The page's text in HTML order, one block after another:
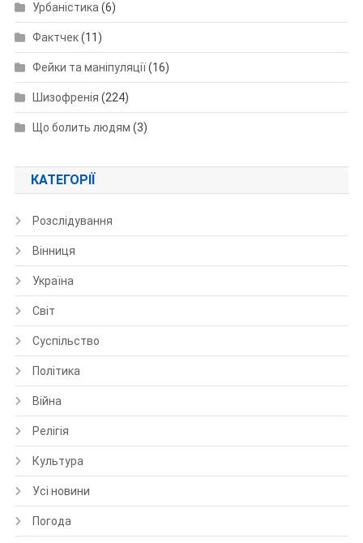
Урбаністика(6)
Фактчек(11)
Фейки та маніпуляції(16)
Шизофренія (224)
Що болить людям (3)
КАТЕГОРІЇ
Розслідування
Вінниця
Україна
Світ
Суспільство
Політика
Війна
Релігія
Культура
Усі новини
Погода